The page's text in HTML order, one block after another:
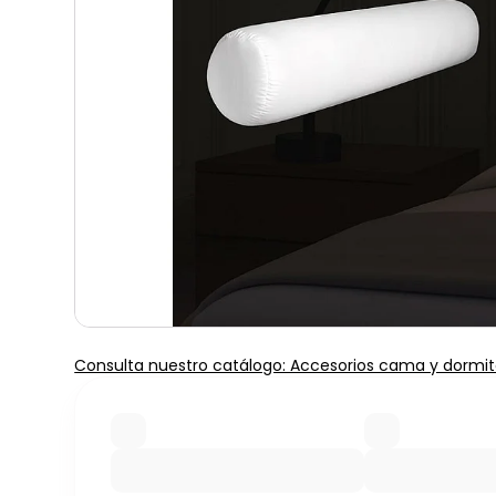
Consulta nuestro catálogo: Accesorios cama y